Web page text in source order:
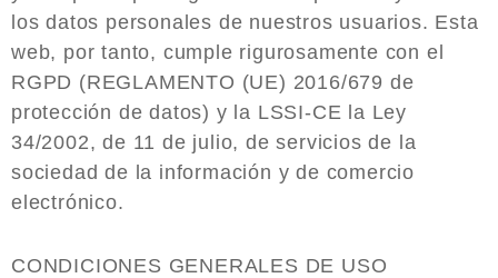
los datos personales de nuestros usuarios. Esta
web, por tanto, cumple rigurosamente con el
RGPD (REGLAMENTO (UE) 2016/679 de
protección de datos) y la LSSI-CE la Ley
34/2002, de 11 de julio, de servicios de la
sociedad de la información y de comercio
electrónico.
CONDICIONES GENERALES DE USO